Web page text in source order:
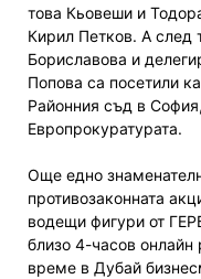
това Кьовеши и
Кирил Петков. А след
Бориславова и
Попова са посетили
Районния съд в
Европрокуратурата.
Още едно
противозаконната
водещи фигури от
близо 4-часов онлайн
време в Дубай